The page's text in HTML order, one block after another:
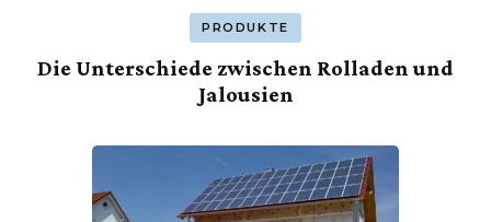
PRODUKTE
Die Unterschiede zwischen Rolladen und
Jalousien